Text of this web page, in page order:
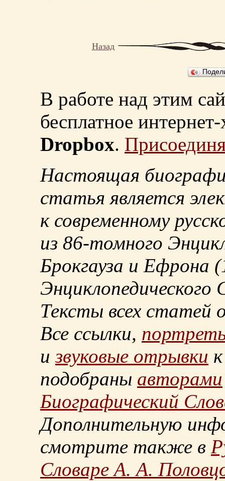
Назад
В работе над этим
бесплатное
Dropbox.
Настоящая
статья является
к современному
из 86-томного
Брокгауза и Ефрона
Энциклопедического
Тексты всех статей
Все ссылки,
извуковые отрывки
подобраны авторами
Биографический
Дополнительную
смотрите также в
Словаре А. А.